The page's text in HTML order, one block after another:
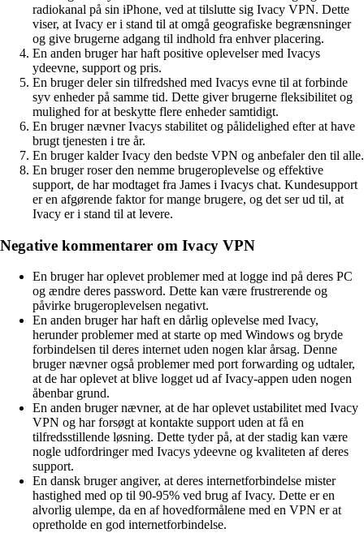
radiokanal på sin iPhone, ved at tilslutte sig Ivacy VPN. Dette
viser, at Ivacy er i stand til at omgå geografiske begrænsninger
og give brugerne adgang til indhold fra enhver placering.
En anden bruger har haft positive oplevelser med Ivacys
ydeevne, support og pris.
En bruger deler sin tilfredshed med Ivacys evne til at forbinde
syv enheder på samme tid. Dette giver brugerne fleksibilitet og
mulighed for at beskytte flere enheder samtidigt.
En bruger nævner Ivacys stabilitet og pålidelighed efter at have
brugt tjenesten i tre år.
En bruger kalder Ivacy den bedste VPN og anbefaler den til alle.
En bruger roser den nemme brugeroplevelse og effektive
support, de har modtaget fra James i Ivacys chat. Kundesupport
er en afgørende faktor for mange brugere, og det ser ud til, at
Ivacy er i stand til at levere.
Negative kommentarer om Ivacy VPN
En bruger har oplevet problemer med at logge ind på deres PC
og ændre deres password. Dette kan være frustrerende og
påvirke brugeroplevelsen negativt.
En anden bruger har haft en dårlig oplevelse med Ivacy,
herunder problemer med at starte op med Windows og bryde
forbindelsen til deres internet uden nogen klar årsag. Denne
bruger nævner også problemer med port forwarding og udtaler,
at de har oplevet at blive logget ud af Ivacy-appen uden nogen
åbenbar grund.
En anden bruger nævner, at de har oplevet ustabilitet med Ivacy
VPN og har forsøgt at kontakte support uden at få en
tilfredsstillende løsning. Dette tyder på, at der stadig kan være
nogle udfordringer med Ivacys ydeevne og kvaliteten af deres
support.
En dansk bruger angiver, at deres internetforbindelse mister
hastighed med op til 90-95% ved brug af Ivacy. Dette er en
alvorlig ulempe, da en af hovedformålene med en VPN er at
opretholde en god internetforbindelse.